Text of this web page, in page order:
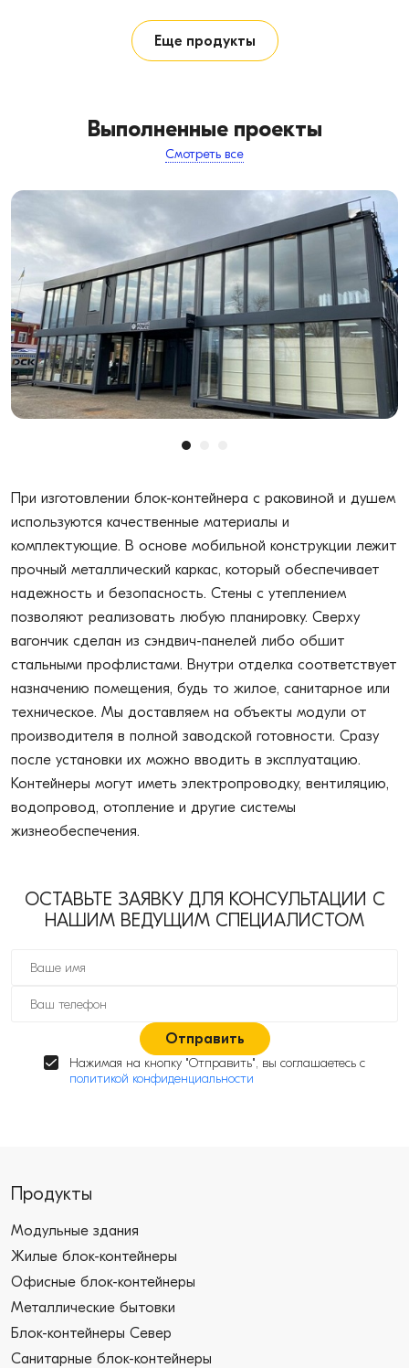
Еще продукты
Выполненные проекты
Смотреть все
При изготовлении блок-контейнера с раковиной и душем
используются качественные материалы и
комплектующие. В основе мобильной конструкции лежит
прочный металлический каркас, который обеспечивает
надежность и безопасность. Стены с утеплением
позволяют реализовать любую планировку. Сверху
вагончик сделан из сэндвич-панелей либо обшит
стальными профлистами. Внутри отделка соответствует
назначению помещения, будь то жилое, санитарное или
техническое. Мы доставляем на объекты модули от
производителя в полной заводской готовности. Сразу
после установки их можно вводить в эксплуатацию.
Контейнеры могут иметь электропроводку, вентиляцию,
водопровод, отопление и другие системы
жизнеобеспечения.
ОСТАВЬТЕ ЗАЯВКУ ДЛЯ КОНСУЛЬТАЦИИ С
НАШИМ ВЕДУЩИМ СПЕЦИАЛИСТОМ
Отправить
Нажимая на кнопку "Отправить", вы соглашаетесь с
политикой конфиденциальности
Продукты
Модульные здания
Жилые блок-контейнеры
Офисные блок-контейнеры
Металлические бытовки
Блок-контейнеры Север
Санитарные блок-контейнеры